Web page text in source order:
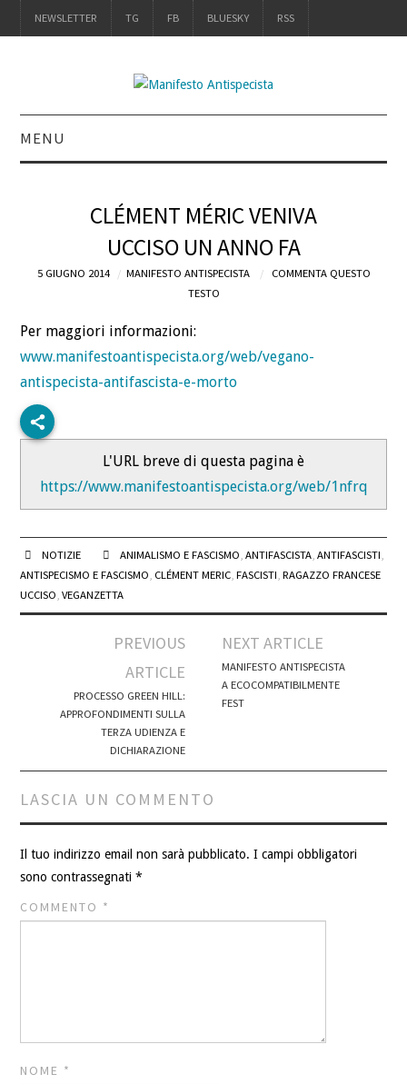
NEWSLETTER TG FB BLUESKY RSS
MENU
IL LIBRO
ACQUISTALO
DEFINIZIONI
BLOG
CONTATTI
CLÉMENT MÉRIC VENIVA
UCCISO UN ANNO FA
5 GIUGNO 2014 MANIFESTO ANTISPECISTA
COMMENTA QUESTO
TESTO
Per maggiori informazioni:
www.manifestoantispecista.org/web/vegano-
antispecista-antifascista-e-morto
L'URL breve di questa pagina è
https://www.manifestoantispecista.org/web/1nfrq
NOTIZIE ANIMALISMO E FASCISMO, ANTIFASCISTA, ANTIFASCISTI,
ANTISPECISMO E FASCISMO, CLÉMENT MERIC,FASCISTI,RAGAZZO FRANCESE
UCCISO,VEGANZETTA
PREVIOUS
ARTICLE
PROCESSO GREEN HILL:
APPROFONDIMENTI SULLA
TERZA UDIENZA E
DICHIARAZIONE
NEXT ARTICLE
MANIFESTO ANTISPECISTA
A ECOCOMPATIBILMENTE
FEST
LASCIA UN COMMENTO
Il tuo indirizzo email non sarà pubblicato. I campi obbligatori
sono contrassegnati*
COMMENTO *
NOME *